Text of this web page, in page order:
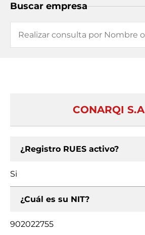
Buscar empresa
CONARQI
¿Registro RUES activo?
Si
¿Cuál es su NIT?
902022755